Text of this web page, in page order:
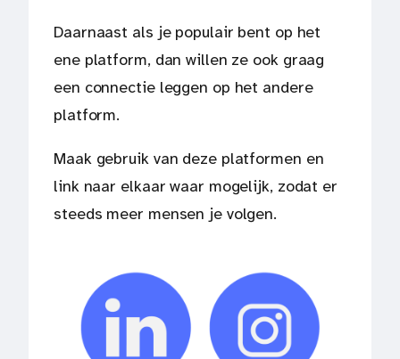
Daarnaast als je populair bent op het
ene platform, dan willen ze ook graag
een connectie leggen op het andere
platform.
Maak gebruik van deze platformen en
link naar elkaar waar mogelijk, zodat er
steeds meer mensen je volgen.